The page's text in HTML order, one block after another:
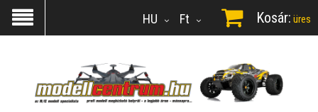
Ft
HU Kosár: üres